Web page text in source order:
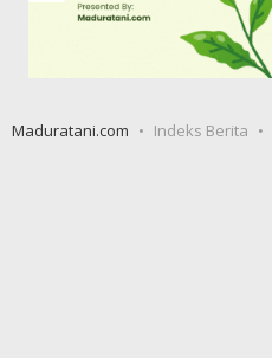
Maduratani.com Indeks Berita